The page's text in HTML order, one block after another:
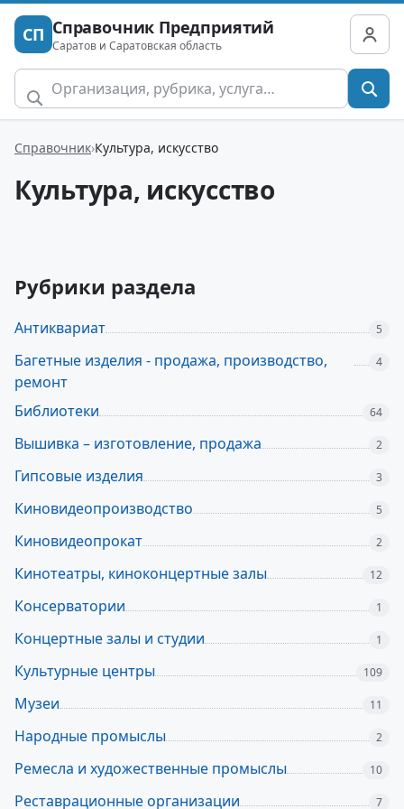
СП Справочник Предприятий
Саратов и Саратовская область
Справочник Культура, искусство
Культура, искусство
Рубрики раздела
Антиквариат 5
Багетные изделия - продажа, производство,
ремонт
4
Библиотеки 64
Вышивка – изготовление, продажа 2
Гипсовые изделия 3
Киновидеопроизводство 5
Киновидеопрокат 2
Кинотеатры, киноконцертные залы 12
Консерватории 1
Концертные залы и студии 1
Культурные центры 109
Музеи 11
Народные промыслы 2
Ремесла и художественные промыслы 10
Реставрационные организации 7